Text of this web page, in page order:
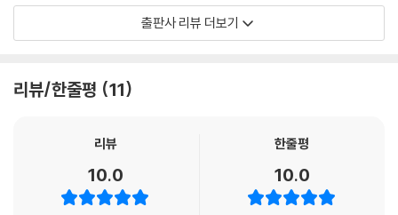
코끼리의 코(trunk)는 코와 윗입술이 결합한 부위로서 나무를 뿌리째 뽑
을 만큼 강하면서도 풀 한 포기만을 뜯어낼 정도로 섬세하다. 코끼리는 사
들인 다음 입으로 흘려보내 마시기도 한다. --- 「코끼리 잡학 사전」 중에서
침팬지는 복잡하고 위계질서가 있는 사회 집단에서 살아가면서 가족이나
친구와 심리적 유대감을 형성하고 다양한 방식으로 의사소통을 한다. 또한
텃세가 심해서 다른 무리에서 온 침입자를 죽이기도 한다. --- 「침팬지」 중
이번에도 저자는 ‘해부도감’이라는 제목에 걸맞게 주요 동물들의 생김새를
없이 수록하여 도감으로서의 역할을 충실히 하고 있다(척추동물과 무척추
다 다른 사냥 전략, 포식자와 먹잇감의 생김새 비교, 반점으로 구분하기,
또한 저자는 지구상에 존재하는 이 야생 왕국이 인간의 사냥과 기후 변화,
출판사 리뷰 더보기
리뷰/한줄평 11
리뷰
10.0
한줄평
10.0